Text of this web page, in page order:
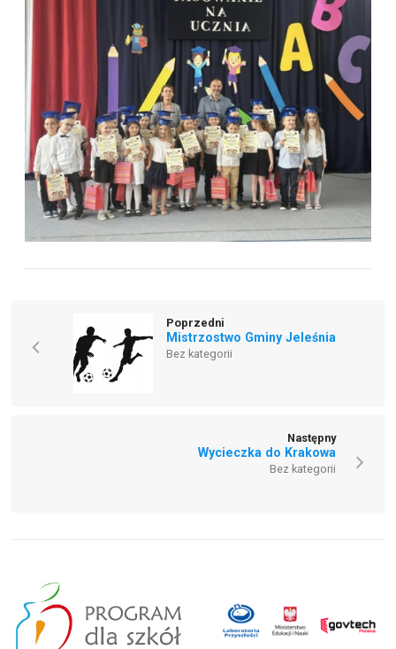
Poprzedni
Mistrzostwo Gminy Jeleśnia
Bez kategorii
Następny
Wycieczka do Krakowa
Bez kategorii